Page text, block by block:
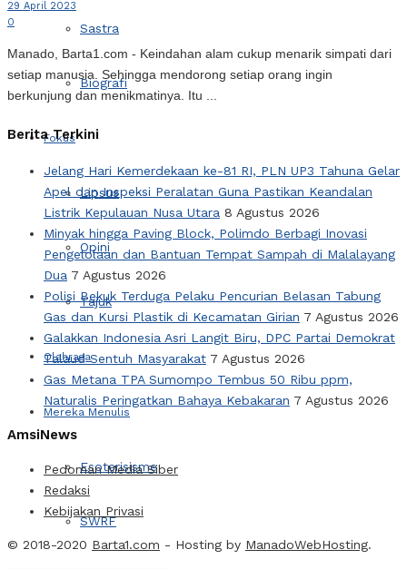
Sastra
Biografi
Fokus
Lipsus
Opini
Tajuk
Olahraga
Mereka Menulis
Esoterisisme
SWRF
29 April 2023
0
Manado, Barta1.com - Keindahan alam cukup menarik simpati dari
setiap manusia. Sehingga mendorong setiap orang ingin
berkunjung dan menikmatinya. Itu ...
Berita Terkini
Jelang Hari Kemerdekaan ke-81 RI, PLN UP3 Tahuna Gelar
Apel dan Inspeksi Peralatan Guna Pastikan Keandalan
Listrik Kepulauan Nusa Utara 8 Agustus 2026
Minyak hingga Paving Block, Polimdo Berbagi Inovasi
Pengelolaan dan Bantuan Tempat Sampah di Malalayang
Dua 7 Agustus 2026
Polisi Bekuk Terduga Pelaku Pencurian Belasan Tabung
Gas dan Kursi Plastik di Kecamatan Girian 7 Agustus 2026
Galakkan Indonesia Asri Langit Biru, DPC Partai Demokrat
Talaud Sentuh Masyarakat 7 Agustus 2026
Gas Metana TPA Sumompo Tembus 50 Ribu ppm,
Naturalis Peringatkan Bahaya Kebakaran 7 Agustus 2026
AmsiNews
Pedoman Media Siber
Redaksi
Kebijakan Privasi
© 2018-2020 Barta1.com - Hosting by ManadoWebHosting.